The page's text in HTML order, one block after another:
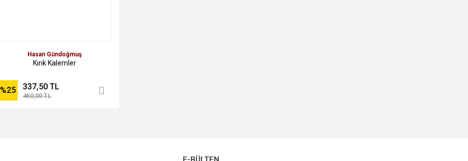
Hasan Gündoğmuş
Kırık Kalemler
%25 337,50 TL
450,00 TL